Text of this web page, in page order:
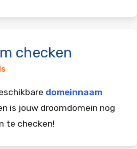
checken
domeinnaam
is jouw droomdomein nog
te checken!